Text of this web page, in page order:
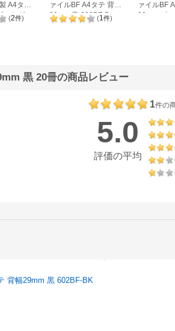
A4タテ
クグレ
(2件)
ァイルBF A4タテ 背幅
29mm 青 602BF-B
(1件)
ァイルBF
29mm ピ
黒 20冊の商品レビュー
1件の
5.0
評価の平均
背幅29mm 黒 602BF-BK